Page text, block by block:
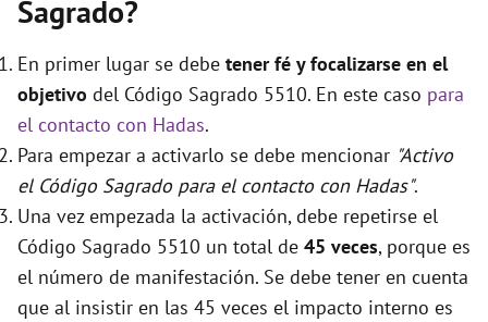
Sagrado?
En primer lugar se debe tener fé y focalizarse en el
objetivo del Código Sagrado 5510. En este caso para
el contacto con Hadas.
Para empezar a activarlo se debe mencionar "Activo
el Código Sagrado para el contacto con Hadas".
Una vez empezada la activación, debe repetirse el
Código Sagrado 5510 un total de 45 veces, porque es
el número de manifestación. Se debe tener en cuenta
que al insistir en las 45 veces el impacto interno es